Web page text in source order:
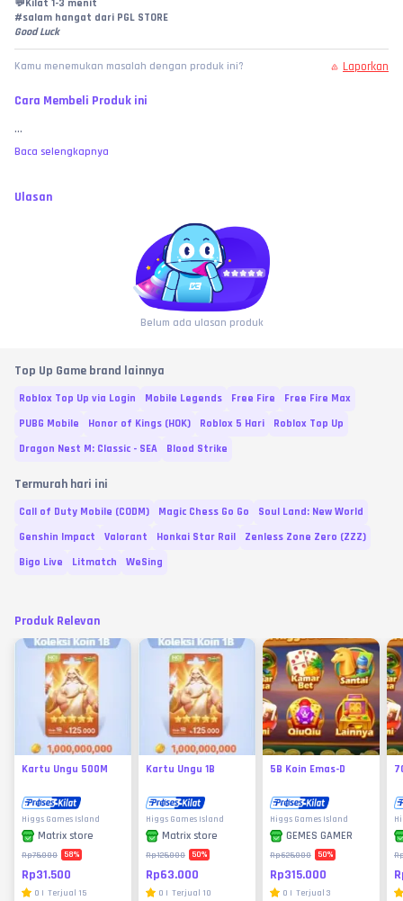
💬Kilat 1-3 menit
#salam hangat dari PGL STORE
Good Luck
Kamu menemukan masalah dengan produk ini? Laporkan
Cara Membeli Produk ini
...
Baca selengkapnya
Ulasan
Belum ada ulasan produk
Top Up Game brand lainnya
Roblox Top Up via Login Mobile Legends Free Fire
Free Fire Max
PUBG Mobile
Honor of Kings (HOK) Roblox 5 Hari
Roblox Top Up
Dragon Nest M: Classic - SEA
Blood Strike
Termurah hari ini
Call of Duty Mobile (CODM) Magic Chess Go Go
Soul Land: New World
Genshin Impact
Valorant Honkai Star Rail
Zenless Zone Zero (ZZZ)
Bigo Live
Litmatch WeSing
Produk Relevan
Kartu Ungu 500M
Higgs Games Island
Matrix store
Rp75.000 58%
Rp31.500
0 | Terjual 15
Kartu Ungu 1B
Higgs Games Island
Matrix store
Rp125.000 50%
Rp63.000
0 | Terjual 10
5B Koin Emas-D
Higgs Games Island
GEMES GAMER
Rp625.000 50%
Rp315.000
0 | Terjual 3